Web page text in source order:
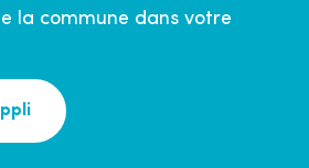
la commune dans votre